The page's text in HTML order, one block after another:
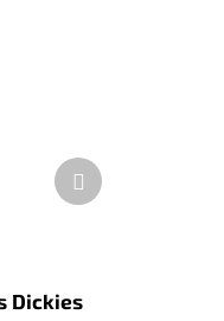
Dickies
Další
produkt